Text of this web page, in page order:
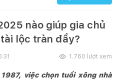
nào giúp gia chủ
lộc tràn đầy?
1.760 lượt xem
việc chọn tuổi xông nhà